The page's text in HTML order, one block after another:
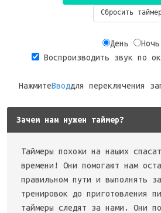
Сбросить
День
Ночь
Воспроизводить звук по
НажмитеВводдля переключения
Зачем нам нужен таймер?
Таймеры похожи на наших
времени! Они помогают нам
правильном пути и выполнять
тренировок до приготовления
таймеры следят за нами. Они